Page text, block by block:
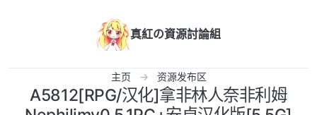
真紅の資源討論組
主页 资源发布区
A5812[RPG/汉化]拿非林人奈非利姆